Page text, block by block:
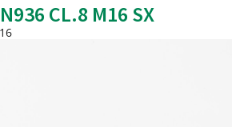
CL.8 M16 SX